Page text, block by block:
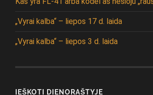
„Vyrai kalba“ – liepos 17 d. laida
„Vyrai kalba“ – liepos 3 d. laida
IEŠKOTI DIENORAŠTYJE